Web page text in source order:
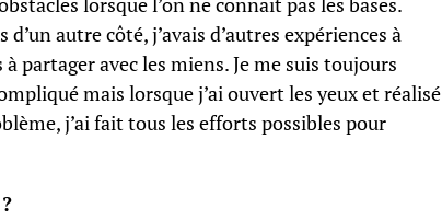
autre côté, j’avais d’autres expériences à
partager avec les miens. Je me suis toujours
mais lorsque j’ai ouvert les yeux et réalisé
j’ai fait tous les efforts possibles pour